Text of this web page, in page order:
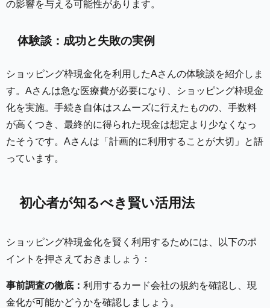
の影響を与える可能性があります。
体験談：成功と失敗の実例
ショッピング枠現金化を利用したAさんの体験談を紹介しま
す。Aさんは急な医療費が必要になり、ショッピング枠現金
化を実施。手続き自体はスムーズに行えたものの、手数料
が高くつき、最終的に得られた現金は想定より少なくなっ
たそうです。Aさんは「計画的に利用することが大切」と語
っています。
初心者が知るべき賢い活用法
ショッピング枠現金化を賢く利用するためには、以下のポ
イントを押さえておきましょう：
事前調査の徹底： 利用するカード会社の規約を確認し、現
金化が可能かどうかを確認しましょう。